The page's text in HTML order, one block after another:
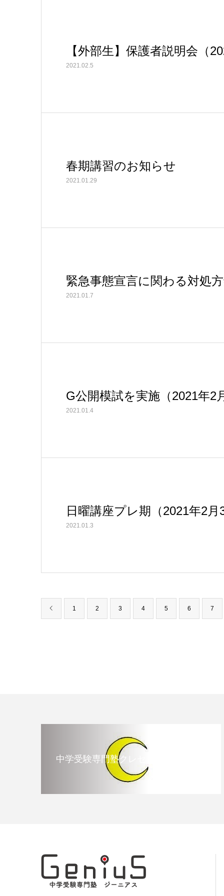
【外部生】保護者説明会（
2021.02.5
春期講習のお知らせ
2021.01.29
緊急事態宣言に関わる対処
2021.01.7
G公開模試を実施（2021年2
2021.01.4
日曜講座プレ期（2021年2月3
2021.01.3
1 2 3 4 5 6 7
中学受験専門塾クレセント